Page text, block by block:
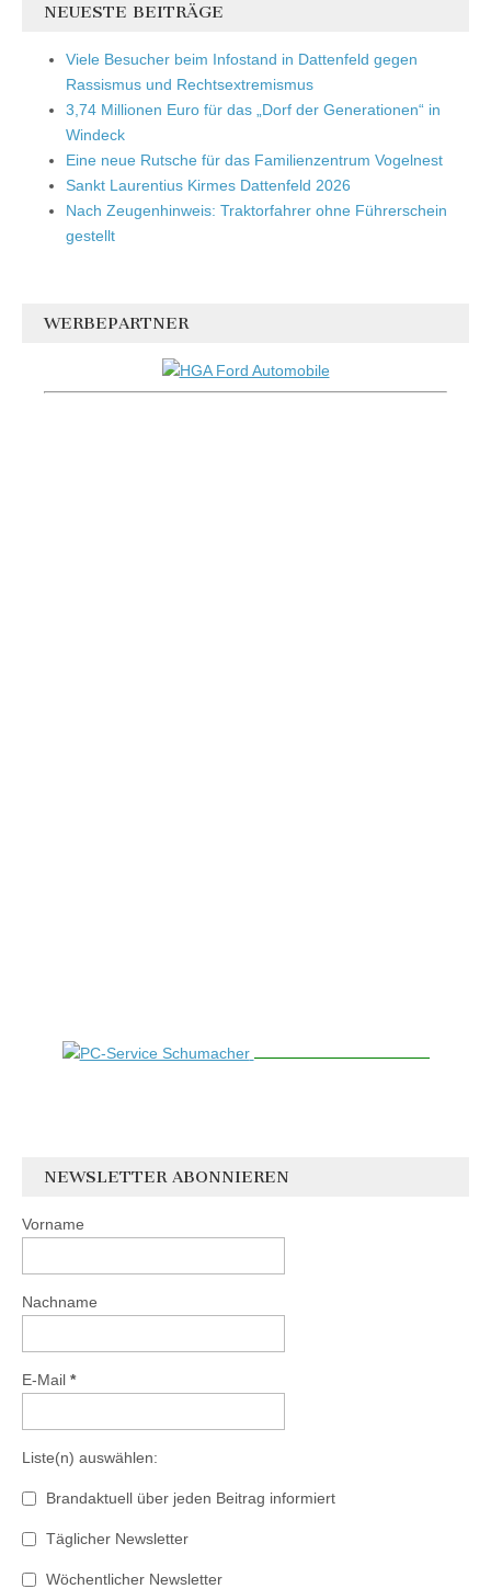
NEUESTE BEITRÄGE
Viele Besucher beim Infostand in Dattenfeld gegen
Rassismus und Rechtsextremismus
3,74 Millionen Euro für das „Dorf der Generationen“ in
Windeck
Eine neue Rutsche für das Familienzentrum Vogelnest
Sankt Laurentius Kirmes Dattenfeld 2026
Nach Zeugenhinweis: Traktorfahrer ohne Führerschein
gestellt
WERBEPARTNER
NEWSLETTER ABONNIEREN
Vorname
Nachname
E-Mail *
Liste(n) auswählen:
Brandaktuell über jeden Beitrag informiert
Täglicher Newsletter
Wöchentlicher Newsletter